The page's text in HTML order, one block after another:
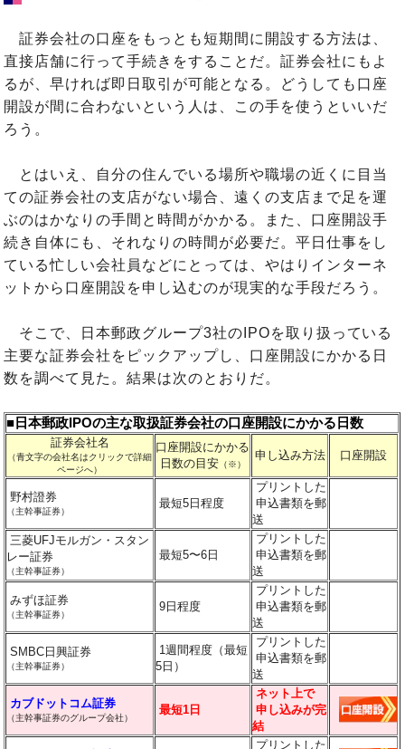
証券会社の口座をもっとも短期間に開設する方法は、
直接店舗に行って手続きをすることだ。証券会社にもよ
るが、早ければ即日取引が可能となる。どうしても口座
開設が間に合わないという人は、この手を使うといいだ
ろう。
とはいえ、自分の住んでいる場所や職場の近くに目当
ての証券会社の支店がない場合、遠くの支店まで足を運
ぶのはかなりの手間と時間がかかる。また、口座開設手
続き自体にも、それなりの時間が必要だ。平日仕事をし
ている忙しい会社員などにとっては、やはりインターネ
ットから口座開設を申し込むのが現実的な手段だろう。
そこで、日本郵政グループ3社のIPOを取り扱っている
主要な証券会社をピックアップし、口座開設にかかる日
数を調べて見た。結果は次のとおりだ。
■日本郵政IPOの主な取扱証券会社の口座開設にかかる日数
証券会社名
（青文字の会社名はクリックで詳細
ページへ）
口座開設にかかる
日数の目安（※）
申し込み方法 口座開設
野村證券
（主幹事証券）
最短5日程度
プリントした
申込書類を郵
送
三菱UFJモルガン・スタン
レー証券
（主幹事証券）
最短5〜6日
プリントした
申込書類を郵
送
みずほ証券
（主幹事証券）
9日程度
プリントした
申込書類を郵
送
SMBC日興証券
（主幹事証券）
1週間程度（最短
5日）
プリントした
申込書類を郵
送
カブドットコム証券
（主幹事証券のグループ会社）
最短1日
ネット上で
申し込みが完
結
プリントした